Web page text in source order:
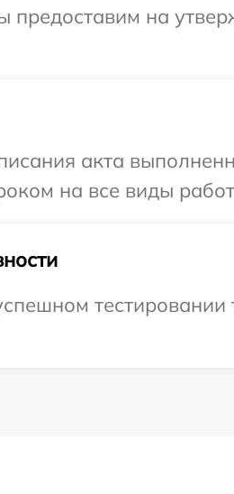
предоставим на
акта
на все виды
тестировании